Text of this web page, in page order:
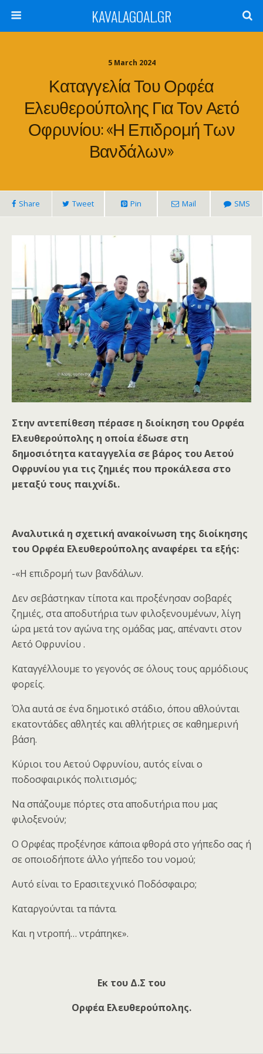
KAVALAGOAL.GR
5 March 2024
Καταγγελία Του Ορφέα
Ελευθερούπολης Για Τον Αετό
Οφρυνίου: «Η Επιδρομή Των
Βανδάλων»
Share Tweet Pin Mail SMS
Στην αντεπίθεση πέρασε η διοίκηση του Ορφέα
Ελευθερούπολης η οποία έδωσε στη
δημοσιότητα καταγγελία σε βάρος του Αετού
Οφρυνίου για τις ζημιές που προκάλεσα στο
μεταξύ τους παιχνίδι.
Αναλυτικά η σχετική ανακοίνωση της διοίκησης
του Ορφέα Ελευθερούπολης αναφέρει τα εξής:
-«Η επιδρομή των βανδάλων.
Δεν σεβάστηκαν τίποτα και προξένησαν σοβαρές
ζημιές, στα αποδυτήρια των φιλοξενουμένων, λίγη
ώρα μετά τον αγώνα της ομάδας μας, απέναντι στον
Αετό Οφρυνίου .
Καταγγέλλουμε το γεγονός σε όλους τους αρμόδιους
φορείς.
Όλα αυτά σε ένα δημοτικό στάδιο, όπου αθλούνται
εκατοντάδες αθλητές και αθλήτριες σε καθημερινή
βάση.
Κύριοι του Αετού Οφρυνίου, αυτός είναι ο
ποδοσφαιρικός πολιτισμός;
Να σπάζουμε πόρτες στα αποδυτήρια που μας
φιλοξενούν;
Ο Ορφέας προξένησε κάποια φθορά στο γήπεδο σας ή
σε οποιοδήποτε άλλο γήπεδο του νομού;
Αυτό είναι το Ερασιτεχνικό Ποδόσφαιρο;
Καταργούνται τα πάντα.
Και η ντροπή… ντράπηκε».
Εκ του Δ.Σ του
Ορφέα Ελευθερούπολης.